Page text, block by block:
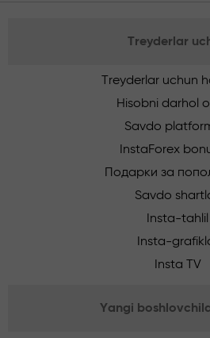
Treyderlar
Treyderlar uchun
Hisobni darhol
Savdo
InstaForex
Подарки за
Savdo
Insta-tahlil
Insta-
Insta TV
Yangi